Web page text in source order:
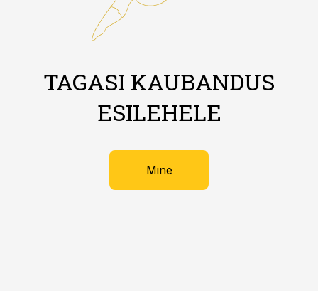
TAGASI KAUBANDUS
ESILEHELE
Mine